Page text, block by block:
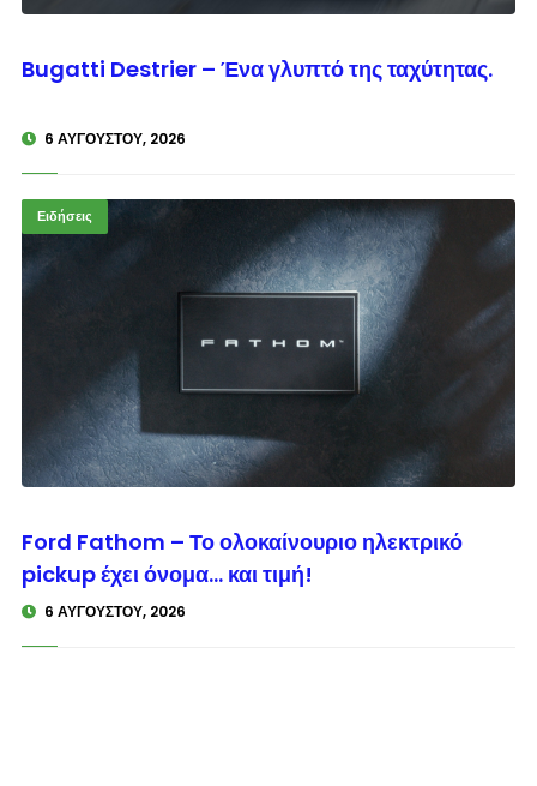
© enkinisi.gr
Bugatti Destrier – Ένα γλυπτό της ταχύτητας.
6 ΑΥΓΟΎΣΤΟΥ, 2026
Ειδήσεις
© enkinisi.gr
Ford Fathom – Το ολοκαίνουριο ηλεκτρικό
pickup έχει όνομα… και τιμή!
6 ΑΥΓΟΎΣΤΟΥ, 2026